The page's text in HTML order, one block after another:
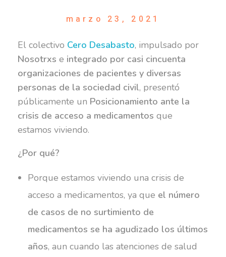
marzo 23, 2021
El colectivo Cero Desabasto, impulsado por
Nosotrxs e integrado por casi cincuenta
organizaciones de pacientes y diversas
personas de la sociedad civil, presentó
públicamente un Posicionamiento ante la
crisis de acceso a medicamentos que
estamos viviendo.
¿Por qué?
Porque estamos viviendo una crisis de
acceso a medicamentos, ya que el número
de casos de no surtimiento de
medicamentos se ha agudizado los últimos
años, aun cuando las atenciones de salud